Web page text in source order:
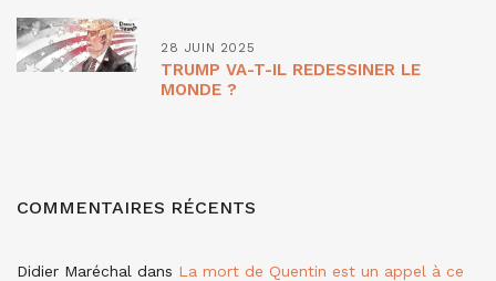
28 JUIN 2025
TRUMP VA-T-IL REDESSINER LE
MONDE ?
COMMENTAIRES RÉCENTS
Didier Maréchal dans La mort de Quentin est un appel à ce